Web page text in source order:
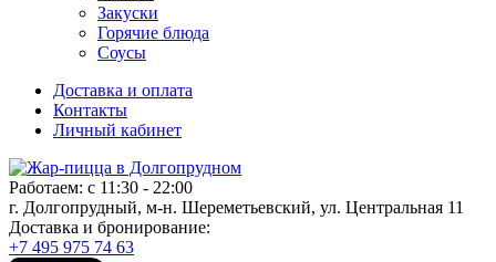
Закуски
Горячие блюда
Соусы
Доставка и оплата
Контакты
Личный кабинет
Работаем: с 11:30 - 22:00
г. Долгопрудный, м-н. Шереметьевский, ул. Центральная 11
Доставка и бронирование:
+7 495 975 74 63